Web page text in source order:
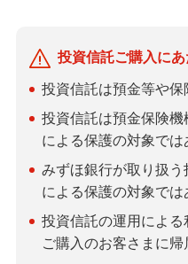
投資信託ご購入に
投資信託は預金等や保
投資信託は預金保険
による保護の対象では
みずほ銀行が取り扱
による保護の対象では
投資信託の運用によ
ご購入のお客さまに帰